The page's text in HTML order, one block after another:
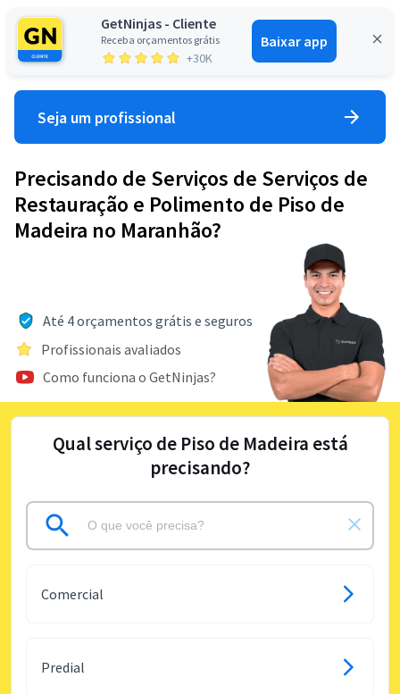
GetNinjas - Cliente
Receba orçamentos grátis
+30K
Baixar app
Entrar
Seja um profissional
Precisando de Serviços de Serviços de
Restauração e Polimento de Piso de
Madeira no Maranhão?
Até 4 orçamentos grátis e seguros
Profissionais avaliados
Como funciona o GetNinjas?
Qual serviço de Piso de Madeira está
precisando?
Comercial
Predial